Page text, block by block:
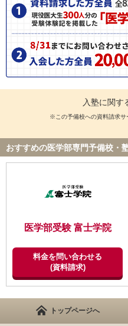
入塾に関す
※この予備校への資料請求サ
おすすめの医学部専門予備校・
医学部受験 富士学院
料金を問い合わせる
(資料請求)
トップページへ